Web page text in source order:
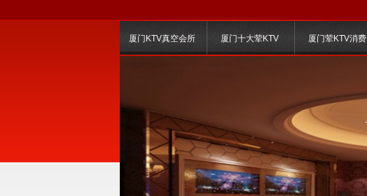
厦门KTV真空会所 厦门十大荤KTV 厦门荤KTV消费